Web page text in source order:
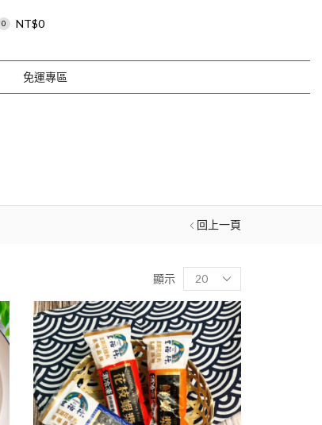
0 NT$0
免運專區
回上一頁
顯示